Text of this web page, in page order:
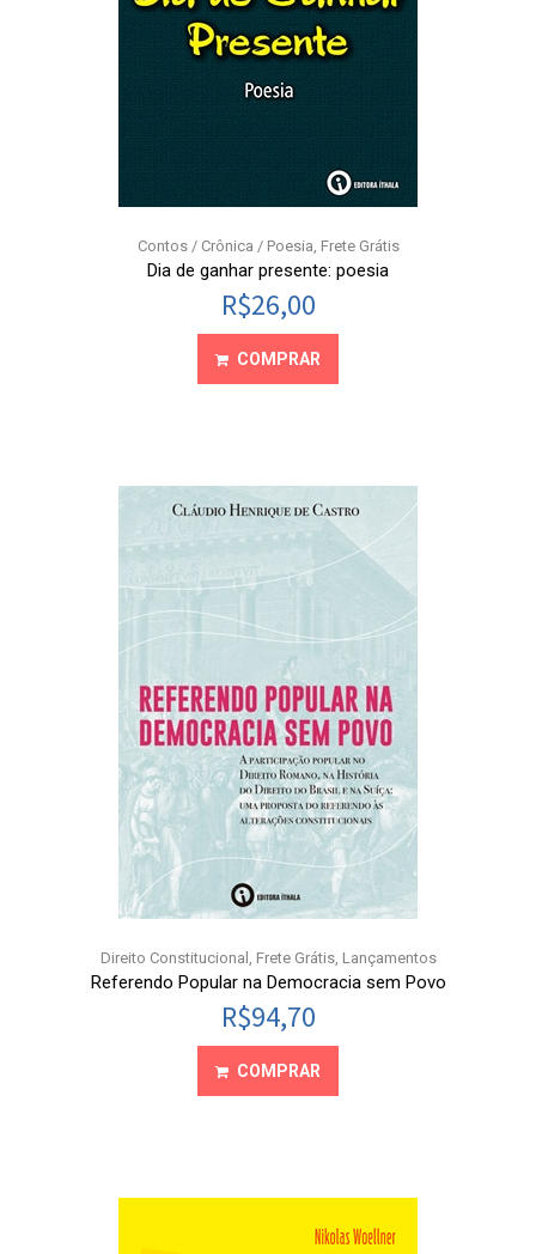
Contos / Crônica / Poesia, Frete Grátis
Dia de ganhar presente: poesia
R$26,00
COMPRAR
Direito Constitucional , Frete Grátis, Lançamentos
Referendo Popular na Democracia sem Povo
R$94,70
COMPRAR